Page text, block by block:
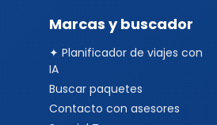
Marcas y buscador
✦ Planificador de viajes con
IA
Buscar paquetes
Contacto con asesores